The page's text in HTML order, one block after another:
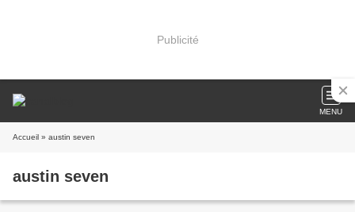
Publicité
MENU
Accueil » austin seven
austin seven